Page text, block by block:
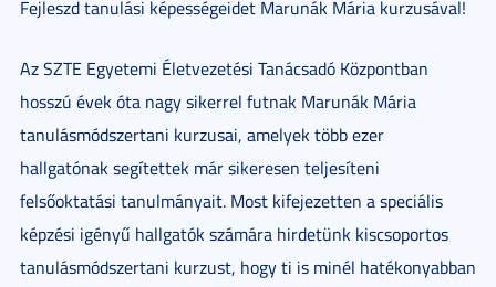
Fejleszd tanulási képességeidet Marunák Mária kurzusával!
Az SZTE Egyetemi Életvezetési Tanácsadó Központban
hosszú évek óta nagy sikerrel futnak Marunák Mária
tanulásmódszertani kurzusai, amelyek több ezer
hallgatónak segítettek már sikeresen teljesíteni
felsőoktatási tanulmányait. Most kifejezetten a speciális
képzési igényű hallgatók számára hirdetünk kiscsoportos
tanulásmódszertani kurzust, hogy ti is minél hatékonyabban